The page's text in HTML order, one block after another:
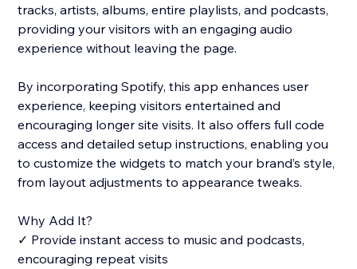
tracks, artists, albums, entire playlists, and podcasts,
providing your visitors with an engaging audio
experience without leaving the page.
By incorporating Spotify, this app enhances user
experience, keeping visitors entertained and
encouraging longer site visits. It also offers full code
access and detailed setup instructions, enabling you
to customize the widgets to match your brand’s style,
from layout adjustments to appearance tweaks.
Why Add It?
✓ Provide instant access to music and podcasts,
encouraging repeat visits